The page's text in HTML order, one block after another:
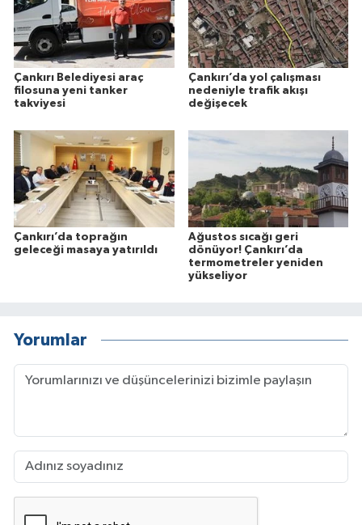
Çankırı Belediyesi araç
filosuna yeni tanker
takviyesi
Çankırı’da yol çalışması
nedeniyle trafik akışı
değişecek
Çankırı’da toprağın
geleceği masaya yatırıldı
Ağustos sıcağı geri
dönüyor! Çankırı’da
termometreler yeniden
yükseliyor
Yorumlar